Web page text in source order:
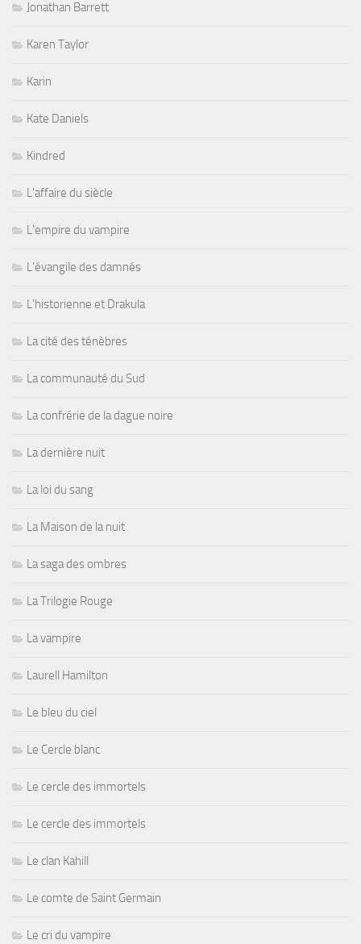
Jonathan Barrett
Karen Taylor
Karin
Kate Daniels
Kindred
L'affaire du siècle
L'empire du vampire
L'évangile des damnés
L'historienne et Drakula
La cité des ténèbres
La communauté du Sud
La confrérie de la dague noire
La dernière nuit
La loi du sang
La Maison de la nuit
La saga des ombres
La Trilogie Rouge
La vampire
Laurell Hamilton
Le bleu du ciel
Le Cercle blanc
Le cercle des immortels
Le cercle des immortels
Le clan Kahill
Le comte de Saint Germain
Le cri du vampire